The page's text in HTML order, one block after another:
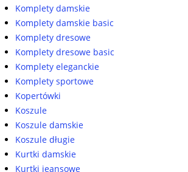
Komplety damskie
Komplety damskie basic
Komplety dresowe
Komplety dresowe basic
Komplety eleganckie
Komplety sportowe
Kopertówki
Koszule
Koszule damskie
Koszule długie
Kurtki damskie
Kurtki jeansowe